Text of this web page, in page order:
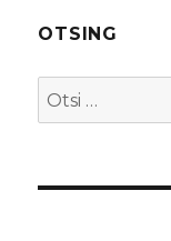
OTSING
Otsi: